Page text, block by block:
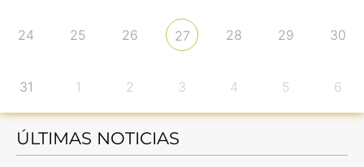
24 25 26 27 28 29 30
31 1 2 3 4 5 6
ÚLTIMAS NOTICIAS